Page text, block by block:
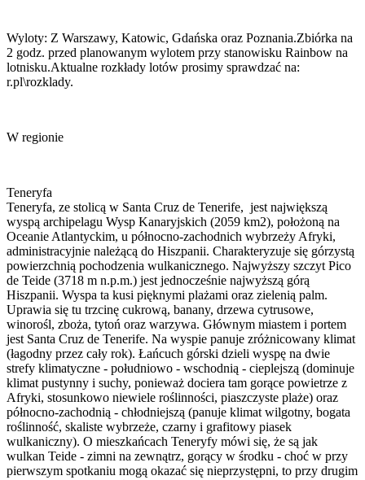
Wyloty: Z Warszawy, Katowic, Gdańska oraz Poznania.Zbiórka na
2 godz. przed planowanym wylotem przy stanowisku Rainbow na
lotnisku.Aktualne rozkłady lotów prosimy sprawdzać na:
r.pl\rozklady.
W regionie
Teneryfa
Teneryfa, ze stolicą w Santa Cruz de Tenerife, jest największą
wyspą archipelagu Wysp Kanaryjskich (2059 km2), położoną na
Oceanie Atlantyckim, u północno-zachodnich wybrzeży Afryki,
administracyjnie należącą do Hiszpanii. Charakteryzuje się górzystą
powierzchnią pochodzenia wulkanicznego. Najwyższy szczyt Pico
de Teide (3718 m n.p.m.) jest jednocześnie najwyższą górą
Hiszpanii. Wyspa ta kusi pięknymi plażami oraz zielenią palm.
Uprawia się tu trzcinę cukrową, banany, drzewa cytrusowe,
winorośl, zboża, tytoń oraz warzywa. Głównym miastem i portem
jest Santa Cruz de Tenerife. Na wyspie panuje zróżnicowany klimat
(łagodny przez cały rok). Łańcuch górski dzieli wyspę na dwie
strefy klimatyczne - południowo - wschodnią - cieplejszą (dominuje
klimat pustynny i suchy, ponieważ dociera tam gorące powietrze z
Afryki, stosunkowo niewiele roślinności, piaszczyste plaże) oraz
północno-zachodnią - chłodniejszą (panuje klimat wilgotny, bogata
roślinność, skaliste wybrzeże, czarny i grafitowy piasek
wulkaniczny). O mieszkańcach Teneryfy mówi się, że są jak
wulkan Teide - zimni na zewnątrz, gorący w środku - choć w przy
pierwszym spotkaniu mogą okazać się nieprzystępni, to przy drugim